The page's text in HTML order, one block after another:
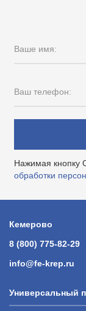
Ваше имя:
Ваш телефон:
Нажимая кнопку
обработки
Кемерово
8 (800) 775-82-29
info@fe-krep.ru
Универсальный